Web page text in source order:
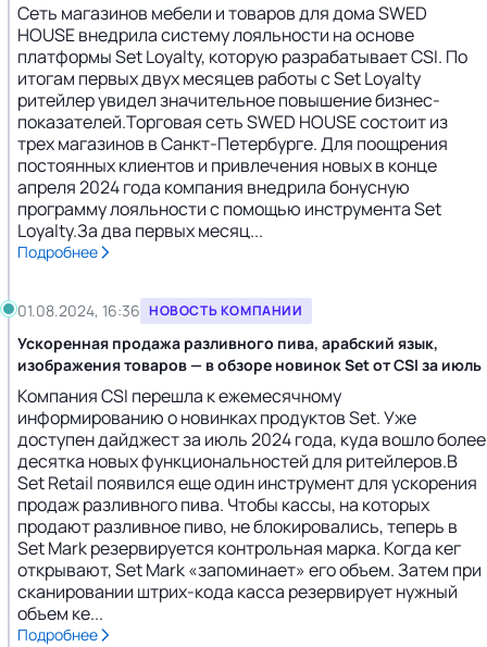
Сеть магазинов мебели и товаров для дома SWED
HOUSE внедрила систему лояльности на основе
платформы Set Loyalty, которую разрабатывает CSI. По
итогам первых двух месяцев работы с Set Loyalty
ритейлер увидел значительное повышение бизнес-
показателей.Торговая сеть SWED HOUSE состоит из
трех магазинов в Санкт-Петербурге. Для поощрения
постоянных клиентов и привлечения новых в конце
апреля 2024 года компания внедрила бонусную
программу лояльности с помощью инструмента Set
Loyalty.За два первых месяц...
Подробнее
01.08.2024, 16:36 НОВОСТЬ КОМПАНИИ
Ускоренная продажа разливного пива, арабский язык,
изображения товаров — в обзоре новинок Set от CSI за июль
Компания CSI перешла к ежемесячному
информированию о новинках продуктов Set. Уже
доступен дайджест за июль 2024 года, куда вошло более
десятка новых функциональностей для ритейлеров.В
Set Retail появился еще один инструмент для ускорения
продаж разливного пива. Чтобы кассы, на которых
продают разливное пиво, не блокировались, теперь в
Set Mark резервируется контрольная марка. Когда кег
открывают, Set Mark «запоминает» его объем. Затем при
сканировании штрих-кода касса резервирует нужный
объем ке...
Подробнее